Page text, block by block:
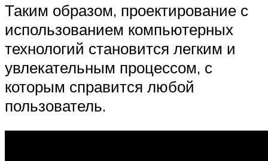
Таким образом, проектирование с
использованием компьютерных
технологий становится легким и
увлекательным процессом, с
которым справится любой
пользователь.